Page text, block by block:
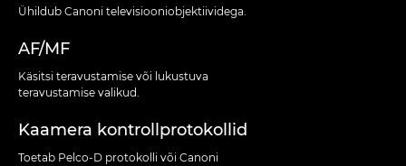
Ühildub Canoni televisiooniobjektiividega.
AF/MF
Käsitsi teravustamise või lukustuva
teravustamise valikud.
Kaamera kontrollprotokollid
Toetab Pelco-D protokolli või Canoni